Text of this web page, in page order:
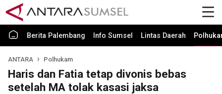
Berita Palembang Info Sumsel Lintas Daerah
ANTARA Polhukam
Haris dan Fatia tetap divonis bebas
setelah MA tolak kasasi jaksa